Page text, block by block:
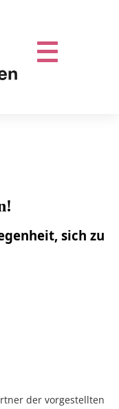
sich zu
der vorgestellten